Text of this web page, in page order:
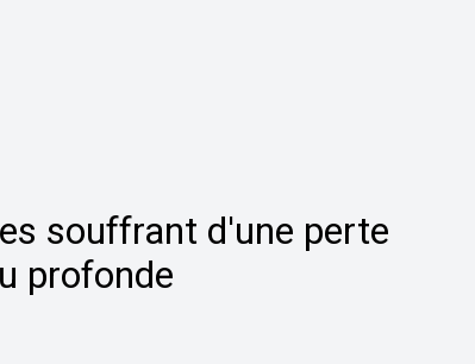
souffrant d'une perte
profonde